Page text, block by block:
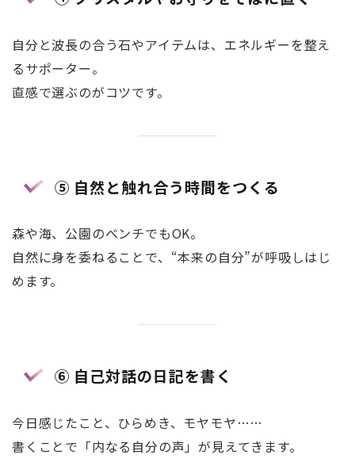
自分と波長の合う石やアイテムは、エネルギーを整え
るサポーター。
直感で選ぶのがコツです。
⑤ 自然と触れ合う時間をつくる
森や海、公園のベンチでもOK。
自然に身を委ねることで、“本来の自分”が呼吸しはじ
めます。
⑥ 自己対話の日記を書く
今日感じたこと、ひらめき、モヤモヤ……
書くことで「内なる自分の声」が見えてきます。